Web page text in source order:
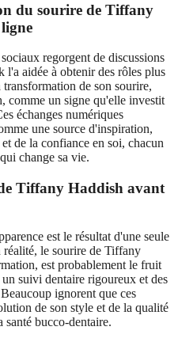
du sourire de Tiffany
regorgent de discussions
aidée à obtenir des rôles plus
de son sourire,
comme un signe qu'elle investit
échanges numériques
une source d'inspiration,
de la confiance en soi, chacun
change sa vie.
de Tiffany Haddish avant
est le résultat d'une seule
le sourire de Tiffany
est probablement le fruit
suivi dentaire rigoureux et des
ignorent que ces
de son style et de la qualité
santé bucco-dentaire.